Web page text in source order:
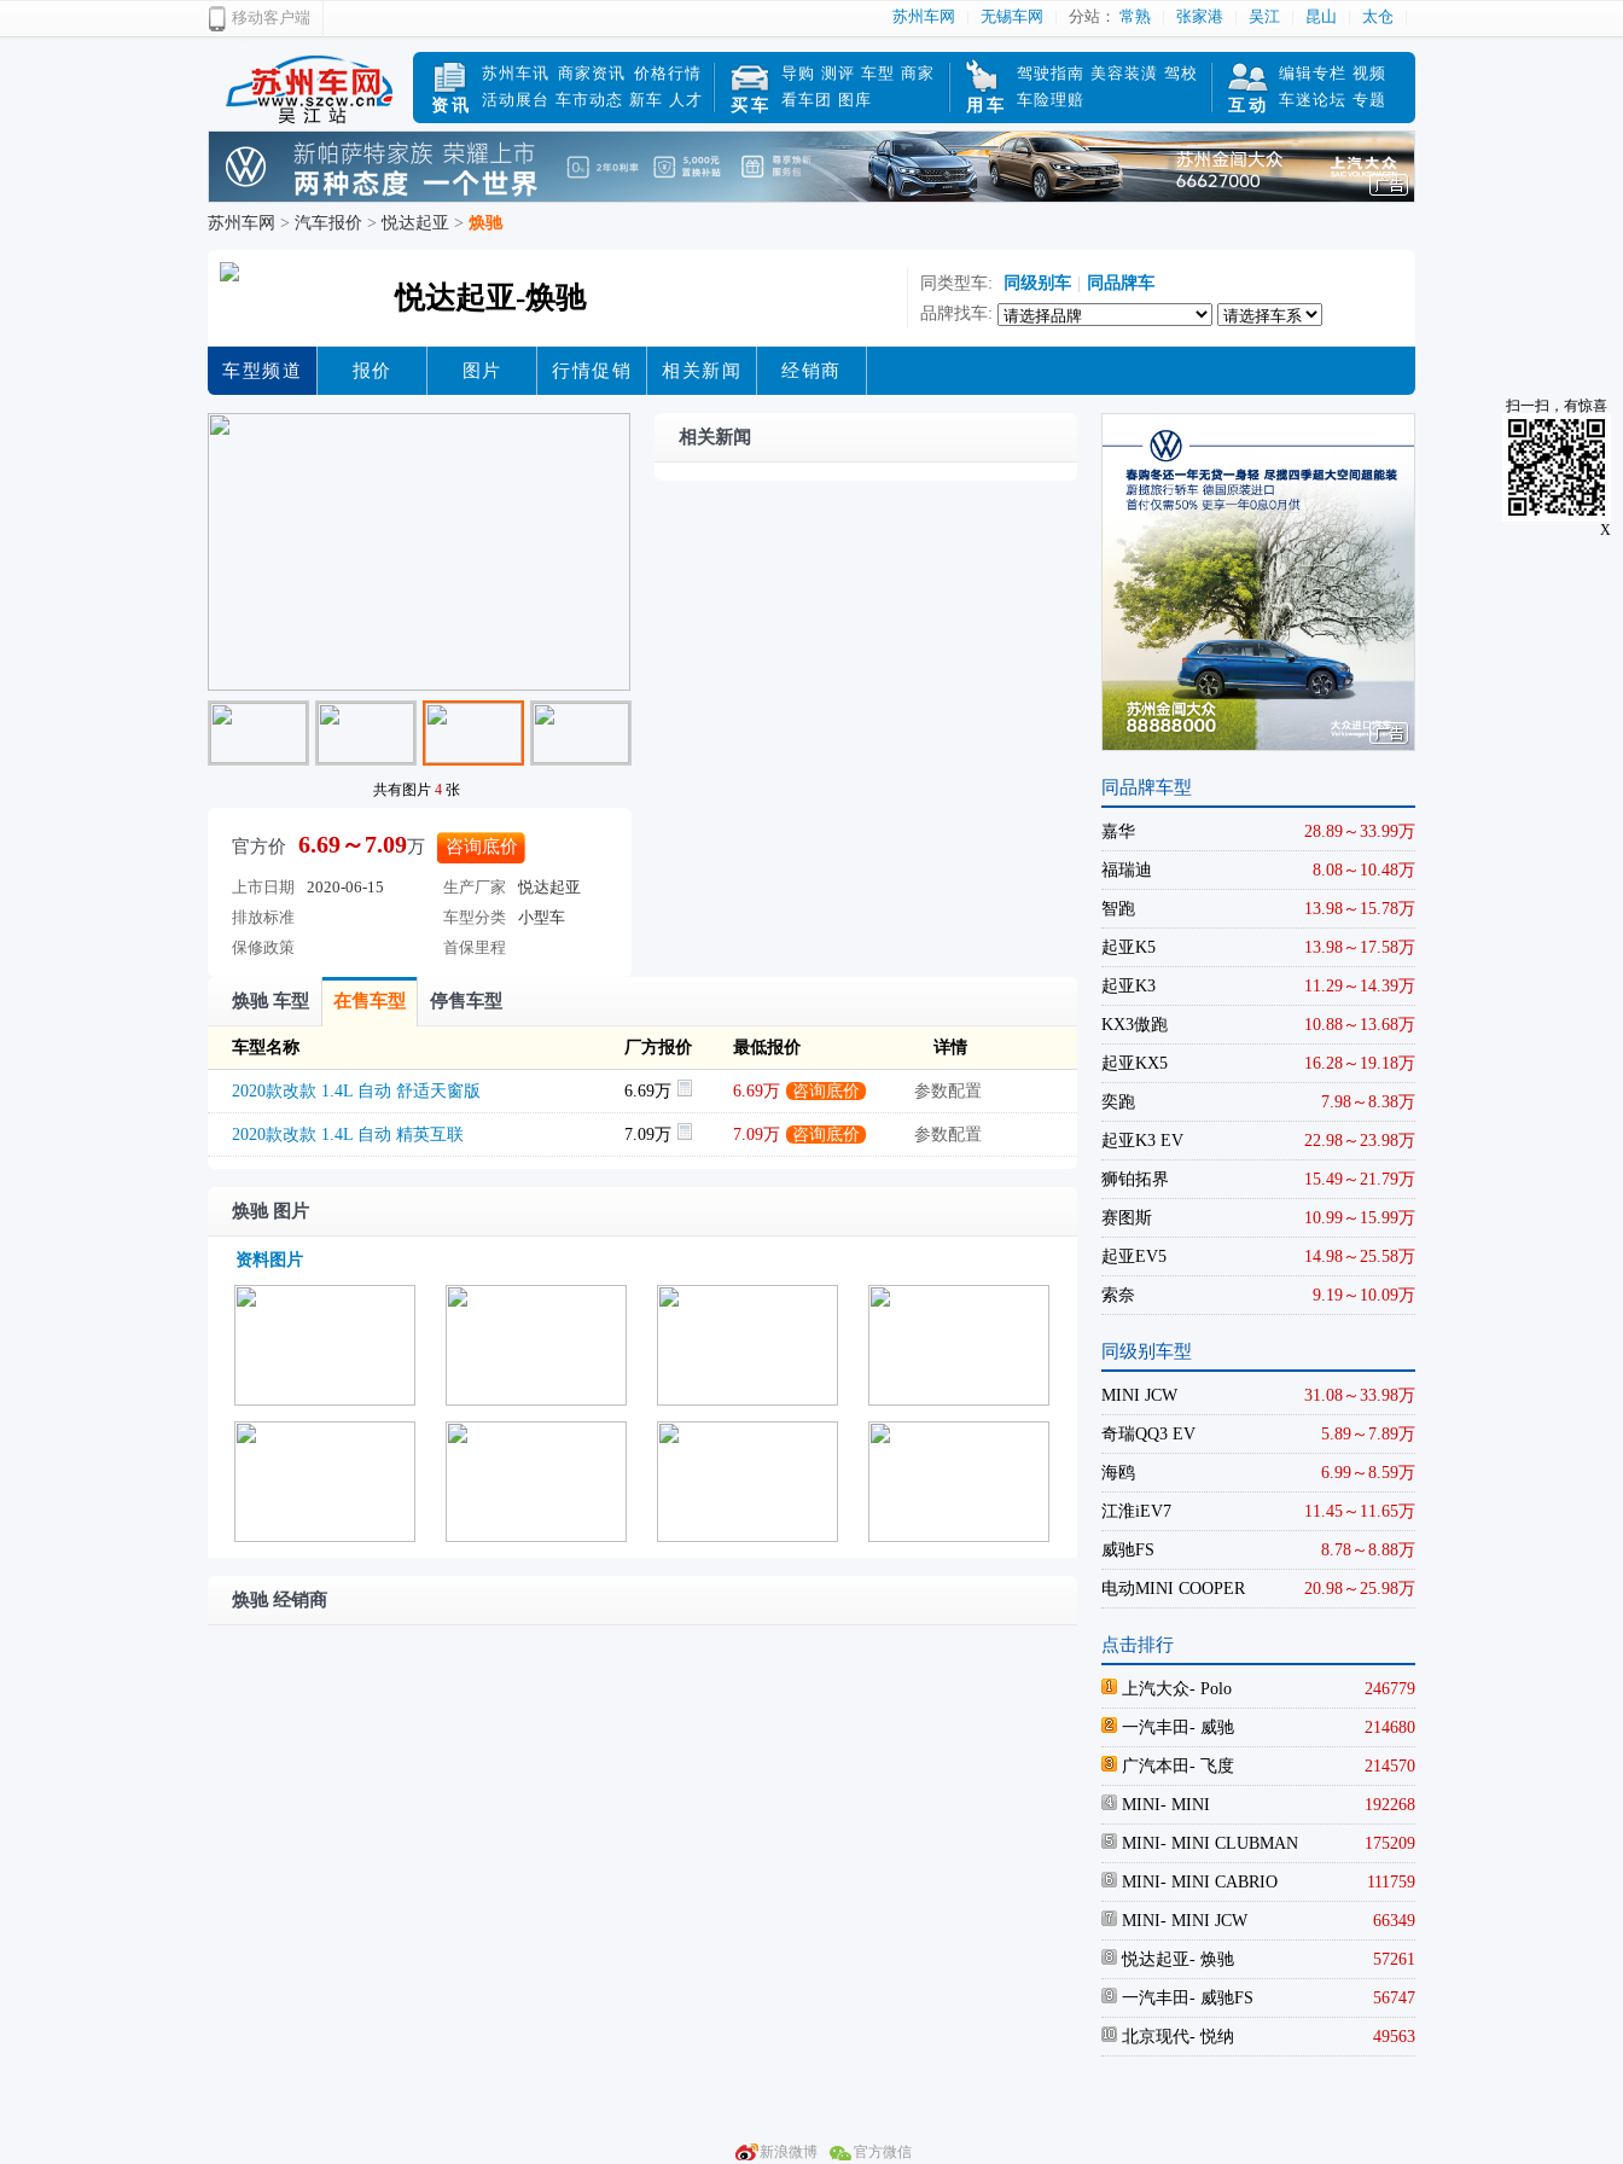
移动客户端 苏州车网 无锡车网 分站： 常熟 张家港 吴江 昆山 太仓
资讯
苏州车讯 商家资讯 价格行情
活动展台 车市动态 新车 人才 买车
导购 测评 车型 商家
看车团
图库 用车
驾驶指南 美容装潢 驾校
车险理赔
互动
编辑专栏 视频
车迷论坛 专题
苏州车网 > 汽车报价 >悦达起亚 > 焕驰
悦达起亚-焕驰 同类型车: 同级别车
同品牌车
品牌找车:
车型频道 报价 图片 行情促销 相关新闻 经销商
共有图片 4 张
官方价 6.69～7.09万 咨询底价
上市日期 2020-06-15 生产厂家
悦达起亚
排放标准
车型分类
小型车
保修政策
首保里程
相关新闻
焕驰 车型 在售车型 停售车型
车型名称 厂方报价 最低报价 详情
2020款改款 1.4L 自动 舒适天窗版 6.69万 6.69万 咨询底价 参数配置
2020款改款 1.4L 自动 精英互联 7.09万 7.09万 咨询底价 参数配置
焕驰 图片
资料图片
焕驰 经销商
同品牌车型
嘉华 28.89～33.99万
福瑞迪 8.08～10.48万
智跑 13.98～15.78万
起亚K5 13.98～17.58万
起亚K3 11.29～14.39万
KX3傲跑 10.88～13.68万
起亚KX5 16.28～19.18万
奕跑 7.98～8.38万
起亚K3 EV 22.98～23.98万
狮铂拓界 15.49～21.79万
赛图斯 10.99～15.99万
起亚EV5 14.98～25.58万
索奈 9.19～10.09万
同级别车型
MINI JCW 31.08～33.98万
奇瑞QQ3 EV 5.89～7.89万
海鸥 6.99～8.59万
江淮iEV7 11.45～11.65万
威驰FS 8.78～8.88万
电动MINI COOPER 20.98～25.98万
点击排行
上汽大众- Polo 246779
一汽丰田 - 威驰 214680
广汽本田 - 飞度 214570
MINI- MINI 192268
MINI- MINI CLUBMAN 175209
MINI- MINI CABRIO 111759
MINI- MINI JCW 66349
悦达起亚- 焕驰 57261
一汽丰田 - 威驰FS 56747
北京现代- 悦纳 49563
新浪微博 官方微信
扫一扫，有惊喜
X